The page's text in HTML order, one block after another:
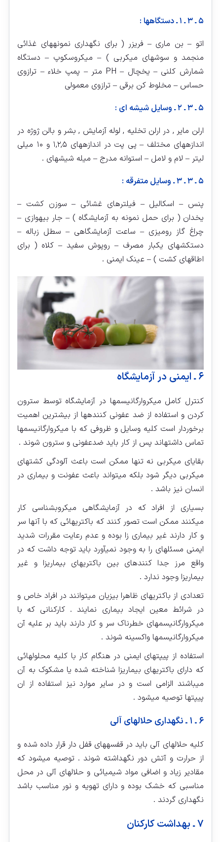
۵ ـ ۳ ـ ۱ ـ دستگاهها :
اتو – بن ماری – فریزر ( برای نگهداری نمونه‏های غذائی
منجمد و سوش‏های میکربی ) – میکروسکوپ – دستگاه
شمارش کلنی – یخچال – PH متر – پمپ خلاء – ترازوی
حساس – مخلوط کن برقی – ترازوی معمولی
۵ ـ ۳ ـ ۲ ـ وسایل شیشه‏ ای :
ارلن مایر , در ارلن تخلیه , لوله آزمایش , بشر و بالن ژوژه در
اندازه‏های مختلف – پی پت در اندازه‏های ۱,۲,۵ و ۱۰ میلی
لیتر – لام و لامل – استوانه مدرج – میله شیشه‏ای .
۵ ـ ۳ ـ ۳ ـ وسایل متفرقه :
پنس – اسکالیل – فیلترهای غشائی – سوزن کشت –
یخدان ( برای حمل نمونه به آزمایشگاه ) – جار بی‏هوازی –
چراغ گاز رومیزی – ساعت آزمایشگاهی – سطل زباله –
دستکش‏های یکبار مصرف – روپوش سفید – کلاه ( برای
اطاق‏های کشت ) – عینک ایمنی .
۶ ـ ایمنی در آزمایشگاه
کنترل کامل میکروارگانیسم‏ها در آزمایشگاه توسط سترون
کردن و استفاده از ضد عفونی کننده‏ها از بیشترین اهمیت
برخوردار است کلیه وسایل و ظروفی که با میکروارگانیسم‏ها
تماس داشته‏اند پس از کار باید ضدعفونی و سترون شوند .
بقایای میکربی نه تنها ممکن است باعث آلودگی کشت‏های
میکربی دیگر شود بلکه میتواند باعث عفونت و بیماری در
انسان نیز باشد .
بسیاری از افراد که در آزمایشگاهی میکروبشناسی کار
می‏کنند ممکن است تصور کنند که باکتریهائی که با آنها سر
و کار دارند غیر بیماری زا بوده و عدم رعایت مقررات شدید
ایمنی مسئله‏ای را به وجود نمی‏آورد باید توجه داشت که در
واقع مرز جدا کننده‏ای بین باکتری‏های بیماریزا و غیر
بیماریزا وجود ندارد .
تعدادی از باکتریهای ظاهرا بی‏زیان می‏توانند در افراد خاص و
در شرائط معین ایجاد بیماری نمایند . کارکنانی که با
میکروارگانیسم‏های خطرناک سر و کار دارند باید بر علیه آن
میکروارگانیسم‏ها واکسینه شوند .
استفاده از پیپت‏های ایمنی در هنگام کار با کلیه محلولهائی
که دارای باکتریهای بیماریزا شناخته شده یا مشکوک به آن
می‏باشند الزامی است و در سایر موارد نیز استفاده از ان
پیپت‏ها توصیه میشود .
۶ ـ ۱ ـ نگهداری حلال‏های آلی
کلیه حلال‏های آلی باید در قفسه‏های قفل دار قرار داده شده و
از حرارت و آتش دور نگهداشته شوند . توصیه میشود که
مقادیر زیاد و اضافی مواد شیمیائی و حلال‏های آلی در محل
مناسبی که خشک بوده و دارای تهویه و نور مناسب باشد
نگهداری گردند .
۷ ـ بهداشت کارکنان